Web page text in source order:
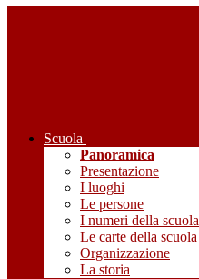
Scuola
Panoramica
Presentazione
I luoghi
Le persone
I numeri della scuola
Le carte della scuola
Organizzazione
La storia